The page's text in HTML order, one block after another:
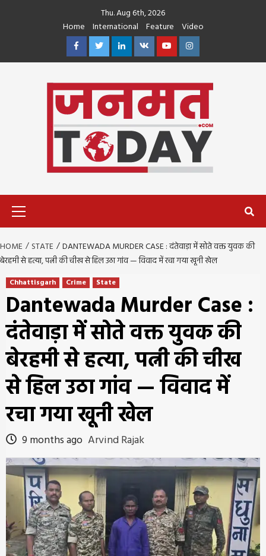
Thu. Aug 6th, 2026
Home
International Feature
Video
FacebookTwitterLinkedin
VK YoutubeInstagram
HOME STATE
DANTEWADA MURDER CASE : दंतेवाड़ा में सोते वक्त युवक की
बेरहमी से हत्या, पत्नी की चीख से हिल उठा गांव — विवाद में रचा गया खूनी खेल
Chhattisgarh Crime State
Dantewada Murder Case :
दंतेवाड़ा में सोते वक्त युवक की
बेरहमी से हत्या, पत्नी की चीख
से हिल उठा गांव — विवाद में
रचा गया खूनी खेल
9 months ago Arvind Rajak